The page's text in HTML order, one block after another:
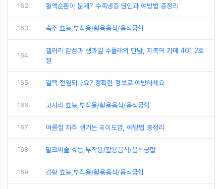
162 혈액순환이 문제? 수족냉증 원인과 예방법 총정리
163 숙주 효능,부작용/활용음식/음식궁합
164
갤러리 감성과 생과일 수플레의 만남, 지축역 카페 401 2호
점
165 결핵 전염되나요? 정확한 정보로 예방하세요
166 고사리 효능,부작용/활용음식/음식궁합
167 여름철 자주 생기는 외이도염, 예방법 총정리
168 밀크씨슬 효능,부작용/활용음식/음식궁합
169 강황 효능,부작용/활용음식/음식궁합